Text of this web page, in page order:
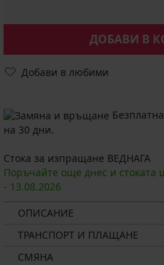
ДОБАВИ В
Добави в любими
на 30 дни.
Стока за изпращане ВЕДНАГА
Поръчайте още днес и стоката
- 13.08.2026
ОПИСАНИЕ
ТРАНСПОРТ И ПЛАЩАНЕ
СМЯНА